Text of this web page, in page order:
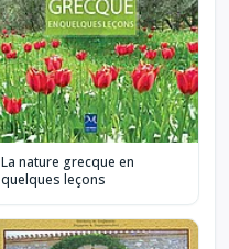
La nature grecque en
quelques leçons